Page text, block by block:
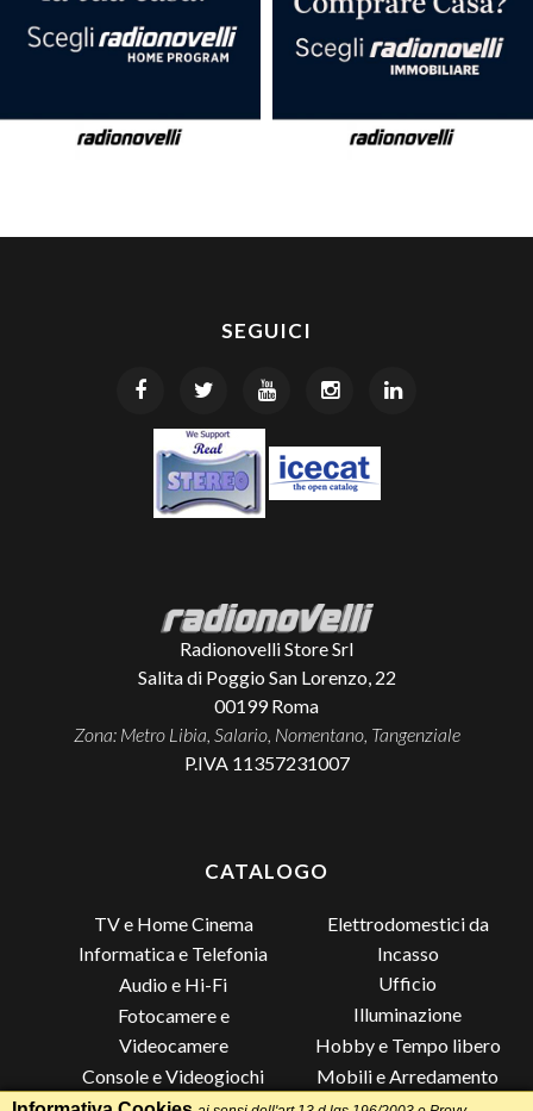
SEGUICI
Radionovelli Store Srl
Salita di Poggio San Lorenzo, 22
00199 Roma
Zona: Metro Libia, Salario, Nomentano, Tangenziale
P.IVA 11357231007
CATALOGO
TV e Home Cinema
Informatica e Telefonia
Audio e Hi-Fi
Fotocamere e
Videocamere
Console e Videogiochi
Elettrodomestici da
Incasso
Ufficio
Illuminazione
Hobby e Tempo libero
Mobili e Arredamento